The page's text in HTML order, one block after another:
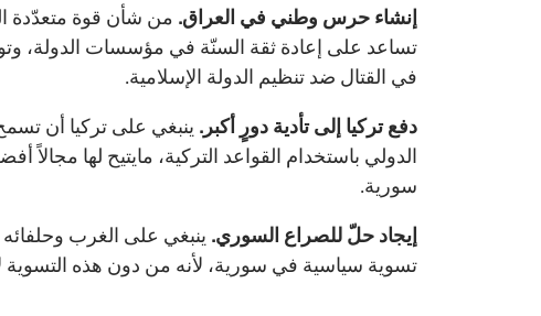
إنشاء حرس وطني في العراق. من شأن قوة متعدّدة
تساعد على إعادة ثقة السنّة في مؤسسات الدولة،
في القتال ضد تنظيم الدولة الإسلامية.
دفع تركيا إلى تأدية دورٍ أكبر. ينبغي على تركيا أن
الدولي باستخدام القواعد التركية، مايتيح لها مجالاً
سورية.
إيجاد حلّ للصراع السوري. ينبغي على الغرب
تسوية سياسية في سورية، لأنه من دون هذه